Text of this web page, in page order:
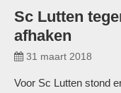
Sc Lutten
afhaken
31 maart 2018
Voor Sc Lutten stond